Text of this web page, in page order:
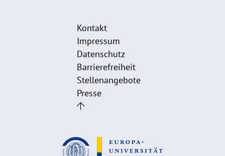
Kontakt
Impressum
Datenschutz
Barrierefreiheit
Stellenangebote
Presse